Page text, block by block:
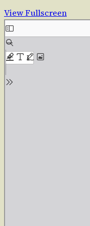
View Fullscreen